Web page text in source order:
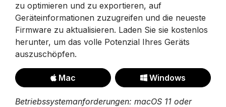
zu optimieren und zu exportieren, auf
Geräteinformationen zuzugreifen und die neueste
Firmware zu aktualisieren. Laden Sie sie kostenlos
herunter, um das volle Potenzial Ihres Geräts
auszuschöpfen.
Mac Windows
Betriebssystemanforderungen: macOS 11 oder